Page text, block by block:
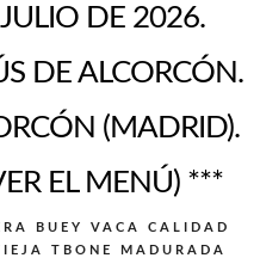
DE 2026.
DE ALCORCÓN.
(MADRID).
EL MENÚ) ***
BUEY VACA CALIDAD
TBONE MADURADA